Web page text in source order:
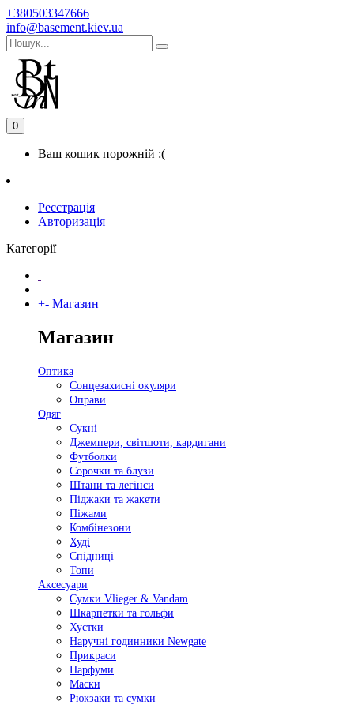
+380503347666
info@basement.kiev.ua
0
Ваш кошик порожній :(
Реєстрація
Авторизація
Категорії
+- Магазин
Магазин
Оптика
Сонцезахисні окуляри
Оправи
Одяг
Сукні
Джемпери, світшоти, кардигани
Футболки
Сорочки та блузи
Штани та легінси
Піджаки та жакети
Піжами
Комбінезони
Худі
Спідниці
Топи
Аксесуари
Сумки Vlieger & Vandam
Шкарпетки та гольфи
Хустки
Наручні годинники Newgate
Прикраси
Парфуми
Маски
Рюкзаки та сумки